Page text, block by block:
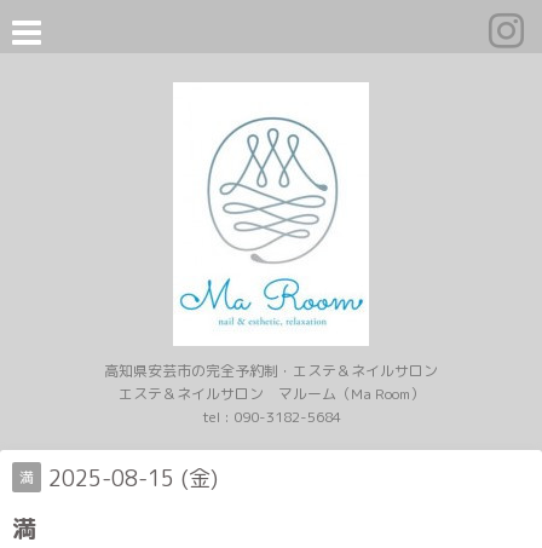
高知県安芸市の完全予約制・エステ＆ネイルサロン
エステ＆ネイルサロン マルーム（Ma Room）
tel : 090-3182-5684
満 2025-08-15 (金)
満